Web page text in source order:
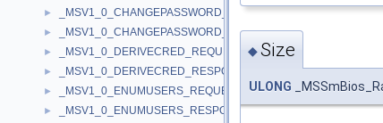
► _MSV1_0_CHANGEPASSWORD_REQUEST
► _MSV1_0_CHANGEPASSWORD_RESPONSE
► _MSV1_0_DERIVECRED_REQUEST
► _MSV1_0_DERIVECRED_RESPONSE
► _MSV1_0_ENUMUSERS_REQUEST
► _MSV1_0_ENUMUSERS_RESPONSE
◆Size
ULONG